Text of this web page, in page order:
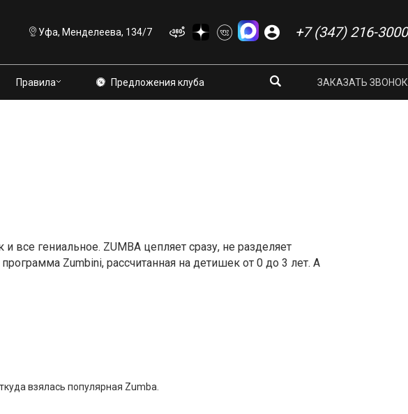
Уфа, Менделеева, 134/7 +7 (347) 216-3000
Правила Предложения клуба ЗАКАЗАТЬ ЗВОНОК
все гениальное. ZUMBA цепляет сразу, не разделяет
Zumbini, рассчитанная на детишек от 0 до 3 лет. А
взялась популярная Zumba.